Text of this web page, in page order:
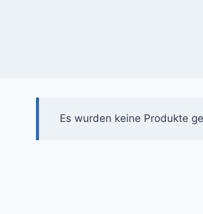
Es wurden keine Produkte